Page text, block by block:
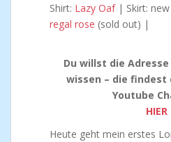
Shirt: Lazy Oaf | Skirt:
regal rose (sold out) |
Du willst die
wissen – die findest
Youtube
HIER
Heute geht mein erstes